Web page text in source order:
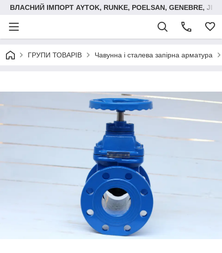
ВЛАСНИЙ ІМПОРТ AYTOK, RUNKE, POELSAN, GENEBRE,
ГРУПИ ТОВАРІВ Чавунна і сталева запірна арматура